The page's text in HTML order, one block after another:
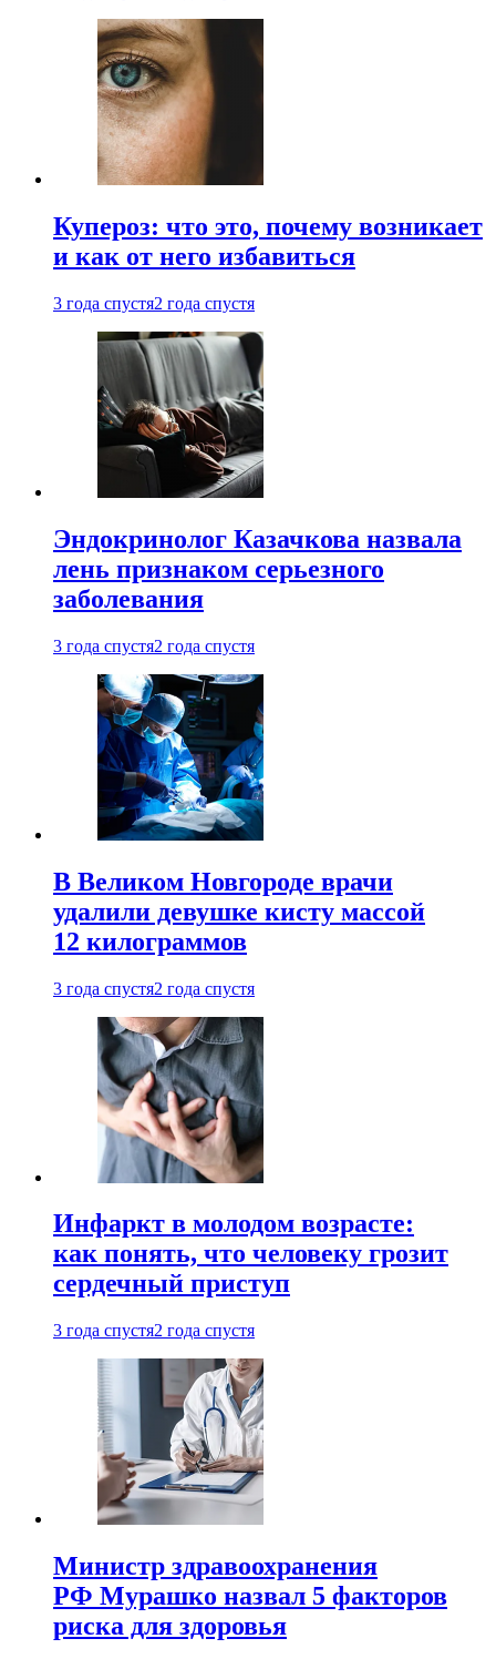
Купероз: что это, почему возникает
и как от него избавиться
3 года спустя2 года спустя
Эндокринолог Казачкова назвала
лень признаком серьезного
заболевания
3 года спустя2 года спустя
В Великом Новгороде врачи
удалили девушке кисту массой
12 килограммов
3 года спустя2 года спустя
Инфаркт в молодом возрасте:
как понять, что человеку грозит
сердечный приступ
3 года спустя2 года спустя
Министр здравоохранения
РФ Мурашко назвал 5 факторов
риска для здоровья